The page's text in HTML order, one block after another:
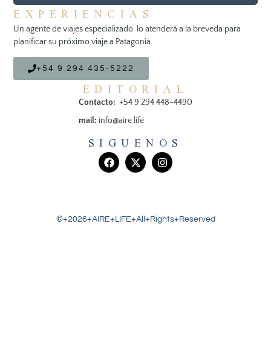
EXPERIENCIAS
Un agente de viajes especializado lo atenderá a la breveda para
planificar su próximo viaje a Patagonia.
+54 9 294 435-5222
EDITORIAL
Contacto: +54 9 294 448-4490
mail: info@aire.life
SIGUENOS
©+2026+AIRE+LIFE+All+Rights+Reserved